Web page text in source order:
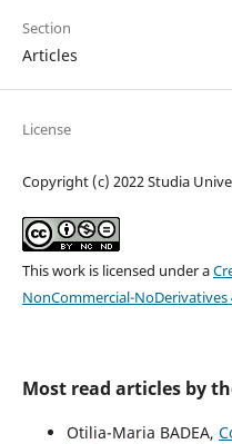
Section
Articles
License
Copyright (c) 2022 Studia
This work is licensed under a
NonCommercial-
Most read articles by
Otilia-Maria BADEA,